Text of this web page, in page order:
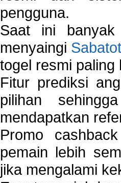
pengguna.
Saat ini
menyaingi
togel resmi paling
Fitur prediksi
pilihan
mendapatkan
Promo
pemain lebih
jika mengalami